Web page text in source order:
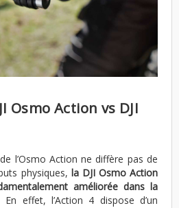
Osmo Action vs DJI
l’Osmo Action ne diffère pas de
physiques, la DJI Osmo Action
améliorée dans la
En effet, l’Action 4 dispose d’un